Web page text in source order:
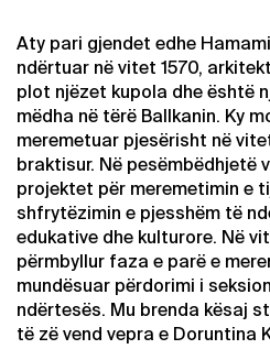
Aty pari gjendet edhe
ndërtuar në vitet 1570,
plot njëzet kupola dhe është
mëdha në tërë Ballkanin. Ky
meremetuar pjesërisht në
braktisur. Në
projektet për meremetimin e
shfrytëzimin e pjesshëm të
edukative dhe kulturore. Në
përmbyllur faza e parë e
mundësuar përdorimi i
ndërtesës. Mu brenda kësaj
të zë vend vepra e Doruntina